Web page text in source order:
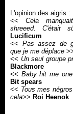
L'opinion des aigris :
<<Cela
shreeed. C'était
Lucificum
<< Pas assez de
que je me déplace
<< Un seul groupe
Blackmore
<< Baby hit me
Bit spears
<< Tous mes
cela>> Roi Heenok